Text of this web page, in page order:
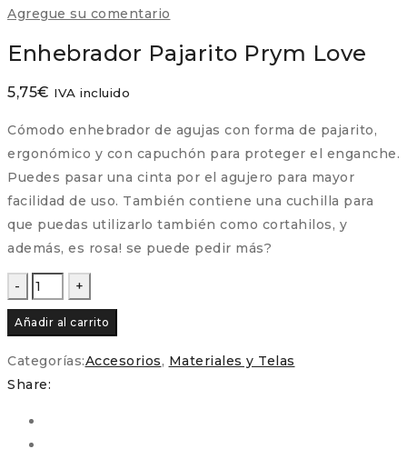
Agregue su comentario
Enhebrador Pajarito Prym Love
5,75€ IVA incluido
Cómodo enhebrador de agujas con forma de pajarito,
ergonómico y con capuchón para proteger el enganche.
Puedes pasar una cinta por el agujero para mayor
facilidad de uso. También contiene una cuchilla para
que puedas utilizarlo también como cortahilos, y
además, es rosa! se puede pedir más?
Enhebrador
Pajarito
Prym
Love
cantidad
Añadir al carrito
Categorías:Accesorios, Materiales y Telas
Share: